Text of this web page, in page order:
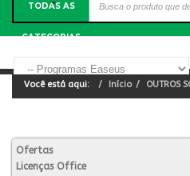
TODAS AS
CATEGORIAS
Você está aqui: Início OUTROS
Ofertas
Licenças Office